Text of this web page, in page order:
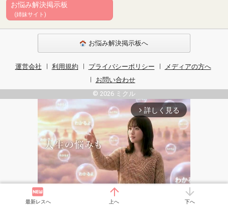
最新レスへ 上へ 下へ
お悩み解決掲示板
(姉妹サイト)
お悩み解決掲示板へ
運営会社 利用規約 プライバシーポリシー
メディアの方へ
お問い合わせ
© 2026 ミクル
arrow_forward_ios 詳しく見る